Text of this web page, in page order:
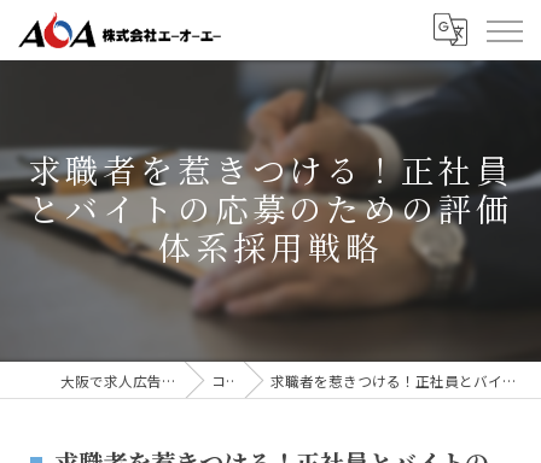
求職者を惹きつける！正社員
とバイトの応募のための評価
体系採用戦略
大阪で求人広告なら株式会社AOA コラム 求職者を惹きつける！正社員とバイトの応募のための評価体系採用戦略